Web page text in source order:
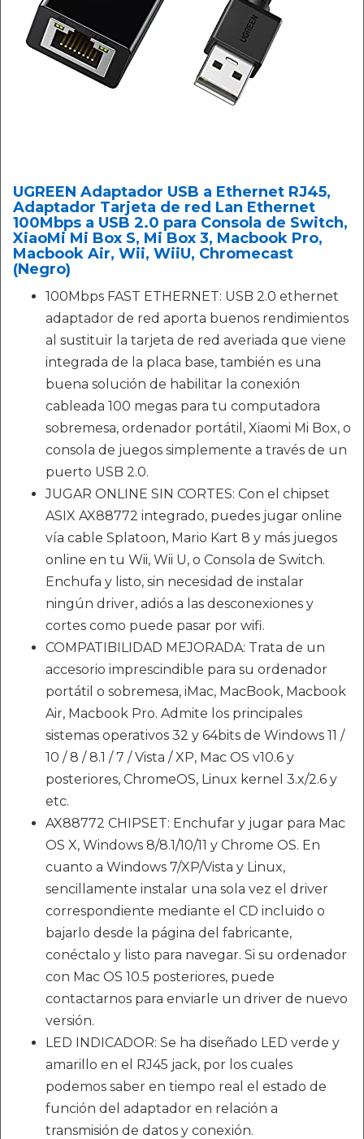
UGREEN Adaptador USB a Ethernet RJ45,
Adaptador Tarjeta de red Lan Ethernet
100Mbps a USB 2.0 para Consola de Switch,
XiaoMi Mi Box S, Mi Box 3, Macbook Pro,
Macbook Air, Wii, WiiU, Chromecast
(Negro)
100Mbps FAST ETHERNET: USB 2.0 ethernet
adaptador de red aporta buenos rendimientos
al sustituir la tarjeta de red averiada que viene
integrada de la placa base, también es una
buena solución de habilitar la conexión
cableada 100 megas para tu computadora
sobremesa, ordenador portátil, Xiaomi Mi Box, o
consola de juegos simplemente a través de un
puerto USB 2.0.
JUGAR ONLINE SIN CORTES: Con el chipset
ASIX AX88772 integrado, puedes jugar online
vía cable Splatoon, Mario Kart 8 y más juegos
online en tu Wii, Wii U, o Consola de Switch.
Enchufa y listo, sin necesidad de instalar
ningún driver, adiós a las desconexiones y
cortes como puede pasar por wifi.
COMPATIBILIDAD MEJORADA: Trata de un
accesorio imprescindible para su ordenador
portátil o sobremesa, iMac, MacBook, Macbook
Air, Macbook Pro. Admite los principales
sistemas operativos 32 y 64bits de Windows 11 /
10 / 8 / 8.1 / 7 / Vista / XP, Mac OS v10.6 y
posteriores, ChromeOS, Linux kernel 3.x/2.6 y
etc.
AX88772 CHIPSET: Enchufar y jugar para Mac
OS X, Windows 8/8.1/10/11 y Chrome OS. En
cuanto a Windows 7/XP/Vista y Linux,
sencillamente instalar una sola vez el driver
correspondiente mediante el CD incluido o
bajarlo desde la página del fabricante,
conéctalo y listo para navegar. Si su ordenador
con Mac OS 10.5 posteriores, puede
contactarnos para enviarle un driver de nuevo
versión.
LED INDICADOR: Se ha diseñado LED verde y
amarillo en el RJ45 jack, por los cuales
podemos saber en tiempo real el estado de
función del adaptador en relación a
transmisión de datos y conexión.